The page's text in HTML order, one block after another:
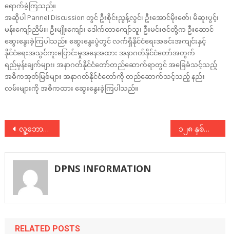
ရောက်ခဲ့ကြသည်။
အဆိုပါ Pannel Discussion တွင် ဦးစိုင်းညွန့်လွင်၊ ဦးအောင်မိုးဇော်၊ မိဆူးပွင့်၊
မန်းကျော်ညိမ်း၊ ဦးမျိုးကျော်၊ ဒေါက်တာကျော်သူ၊ ဦးမင်းဇင်တို့က ဦးဆောင်
ဆွေးနွေးခဲ့ကြပါသည်။ ဆွေးနွေးပွဲတွင် လက်ရှိနိုင်ငံရေးအခင်းအကျင်းနှင့်
နိုင်ငံရေးအသွင်ကူးပြောင်းမှုအနေအထား အနာဂတ်နိုင်ငံတော်အတွက်
ရည်မှန်းချက်များ၊ အနာဂတ်နိုင်ငံတော်တည်ဆောက်ရာတွင် အခြေခံသင့်သည့်
အဓိကအုတ်မြစ်များ အနာဂတ်နိုင်ငံတော်ကို တည်ဆောက်သင့်သည့် နည်း
လမ်းများကို အဓိကထား ဆွေးနွေးခဲ့ကြပါသည်။
Post
navigation
လူ့ဘောင်သစ်ဒီမိုကရက်တစ်ပါတီ မြင်းခြံမြို့နယ်စည်းရုံးရေးကော်မတီအစည်းအဝေး ၁၂၈ နှစ်မြောက် မေဒေးနေ့ အခမ်းအနားများသို့ ပေးပို့သည့် ဂုဏ်ပြုသဝဏ်လွှာ
DPNS INFORMATION
RELATED POSTS